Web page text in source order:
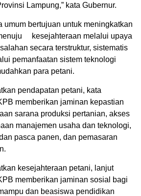
Lampung,” kata Gubernur.
umum bertujuan untuk meningkatkan
kesejahteraan melalui upaya
secara terstruktur, sistematis
pemanfaatan sistem teknologi
para petani.
pendapatan petani, kata
memberikan jaminan kepastian
sarana produksi pertanian, akses
manajemen usaha dan teknologi,
pasca panen, dan pemasaran
kesejahteraan petani, lanjut
memberikan jaminan sosial bagi
dan beasiswa pendidikan